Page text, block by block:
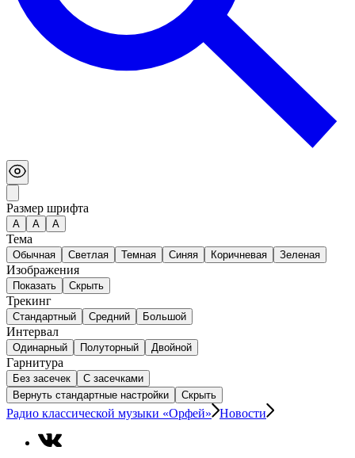
Размер шрифта
А A A
Тема
Обычная Светлая Темная Синяя Коричневая Зеленая
Изображения
Показать Скрыть
Трекинг
Стандартный Средний Большой
Интервал
Одинарный Полуторный Двойной
Гарнитура
Без засечек
С засечками
Вернуть стандартные настройки
Скрыть
Радио классической музыки «Орфей» Новости